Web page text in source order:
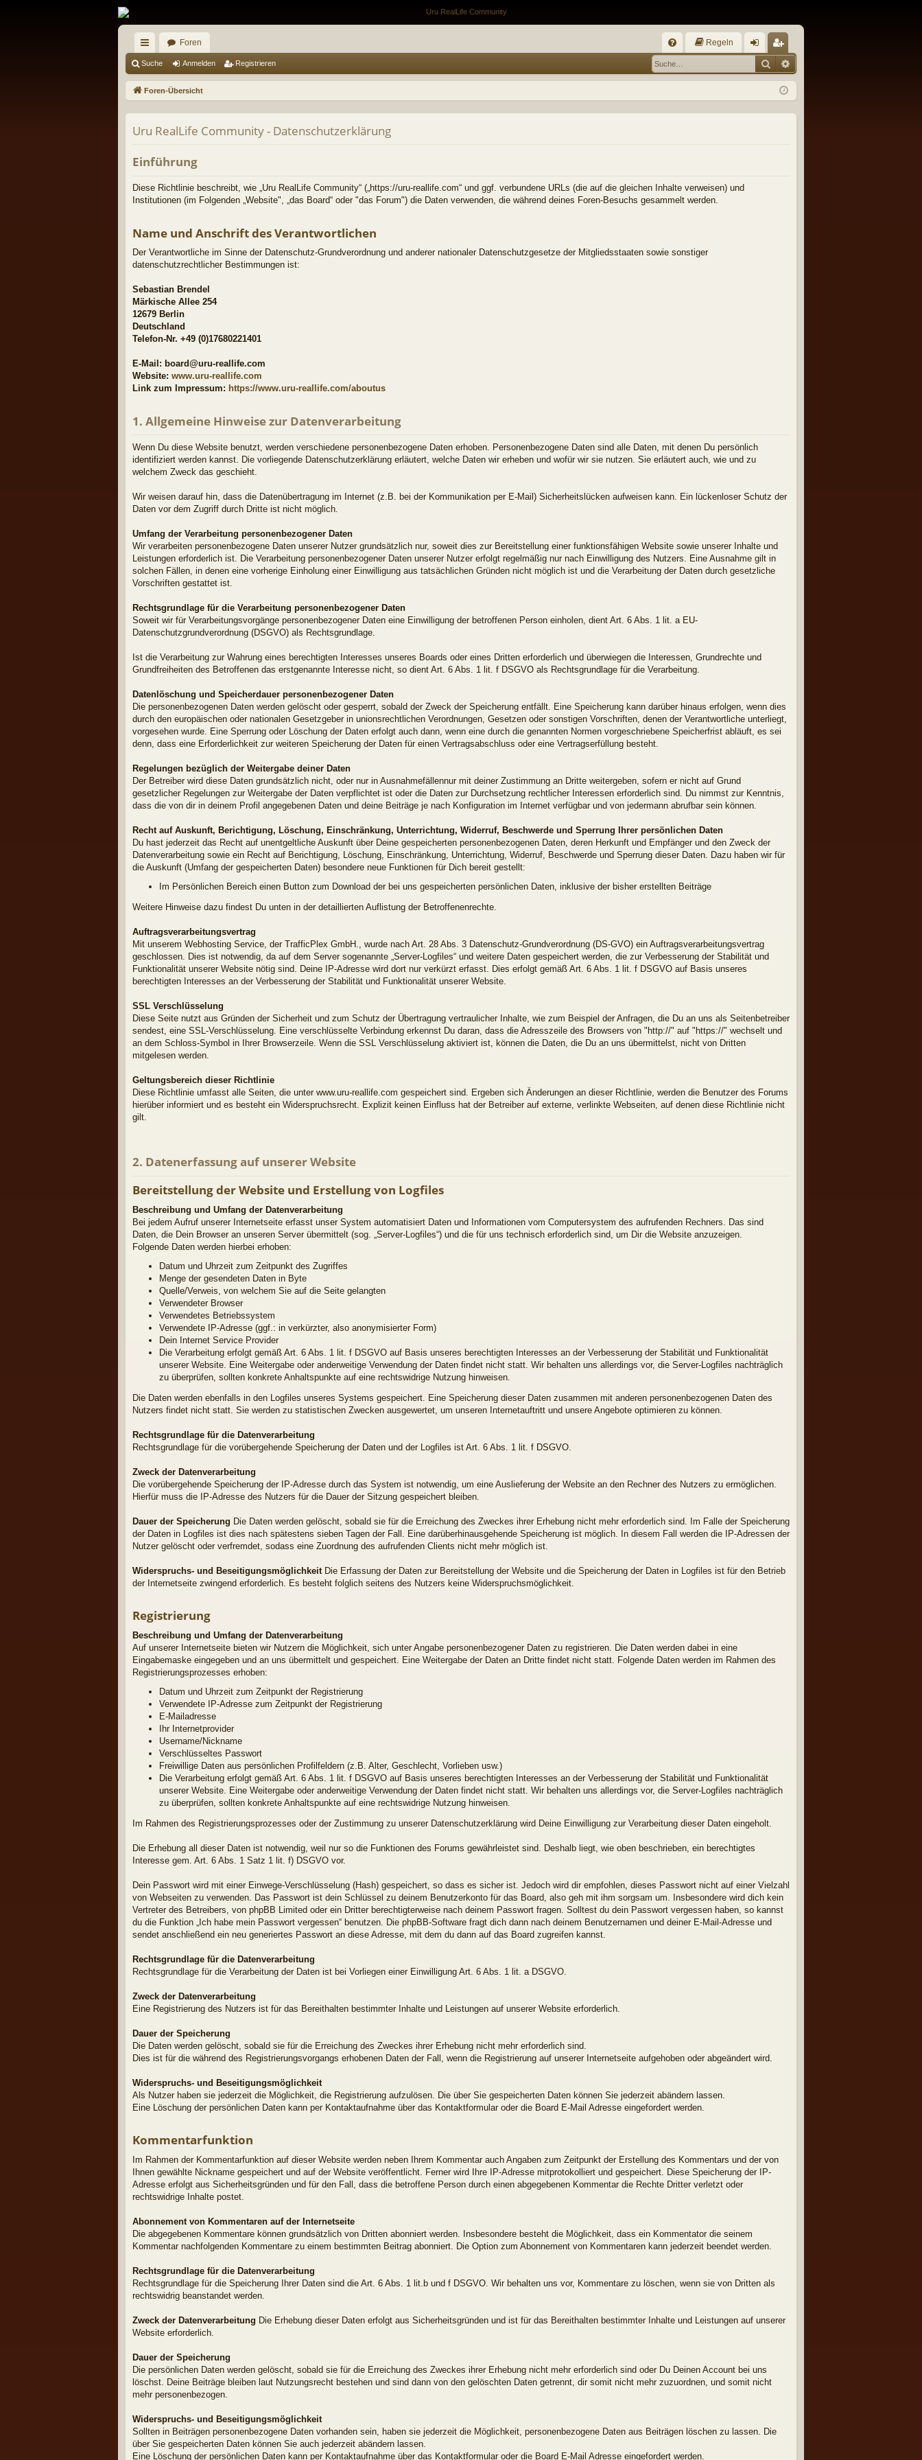
ch
ne
riff
Foren
FA
Q
Regeln
m
n
eg
ist
n
Suche Anmelden Registrieren Suche
Foren-Übersicht
Uru RealLife Community - Datenschutzerklärung
Einführung
Diese Richtlinie beschreibt, wie „Uru RealLife Community“ („https://uru-reallife.com“ und ggf. verbundene URLs (die auf die gleichen Inhalte verweisen) und
Institutionen (im Folgenden „Website", „das Board“ oder "das Forum") die Daten verwenden, die während deines Foren-Besuchs gesammelt werden.
Name und Anschrift des Verantwortlichen
Der Verantwortliche im Sinne der Datenschutz-Grundverordnung und anderer nationaler Datenschutzgesetze der Mitgliedsstaaten sowie sonstiger
datenschutzrechtlicher Bestimmungen ist:
Sebastian Brendel
Märkische Allee 254
12679 Berlin
Deutschland
Telefon-Nr. +49 (0)17680221401
E-Mail: board@uru-reallife.com
Website: www.uru-reallife.com
Link zum Impressum: https://www.uru-reallife.com/aboutus
1. Allgemeine Hinweise zur Datenverarbeitung
Wenn Du diese Website benutzt, werden verschiedene personenbezogene Daten erhoben. Personenbezogene Daten sind alle Daten, mit denen Du persönlich
identifiziert werden kannst. Die vorliegende Datenschutzerklärung erläutert, welche Daten wir erheben und wofür wir sie nutzen. Sie erläutert auch, wie und zu
welchem Zweck das geschieht.
Wir weisen darauf hin, dass die Datenübertragung im Internet (z.B. bei der Kommunikation per E-Mail) Sicherheitslücken aufweisen kann. Ein lückenloser Schutz der
Daten vor dem Zugriff durch Dritte ist nicht möglich.
Umfang der Verarbeitung personenbezogener Daten
Wir verarbeiten personenbezogene Daten unserer Nutzer grundsätzlich nur, soweit dies zur Bereitstellung einer funktionsfähigen Website sowie unserer Inhalte und
Leistungen erforderlich ist. Die Verarbeitung personenbezogener Daten unserer Nutzer erfolgt regelmäßig nur nach Einwilligung des Nutzers. Eine Ausnahme gilt in
solchen Fällen, in denen eine vorherige Einholung einer Einwilligung aus tatsächlichen Gründen nicht möglich ist und die Verarbeitung der Daten durch gesetzliche
Vorschriften gestattet ist.
Rechtsgrundlage für die Verarbeitung personenbezogener Daten
Soweit wir für Verarbeitungsvorgänge personenbezogener Daten eine Einwilligung der betroffenen Person einholen, dient Art. 6 Abs. 1 lit. a EU-
Datenschutzgrundverordnung (DSGVO) als Rechtsgrundlage.
Ist die Verarbeitung zur Wahrung eines berechtigten Interesses unseres Boards oder eines Dritten erforderlich und überwiegen die Interessen, Grundrechte und
Grundfreiheiten des Betroffenen das erstgenannte Interesse nicht, so dient Art. 6 Abs. 1 lit. f DSGVO als Rechtsgrundlage für die Verarbeitung.
Datenlöschung und Speicherdauer personenbezogener Daten
Die personenbezogenen Daten werden gelöscht oder gesperrt, sobald der Zweck der Speicherung entfällt. Eine Speicherung kann darüber hinaus erfolgen, wenn dies
durch den europäischen oder nationalen Gesetzgeber in unionsrechtlichen Verordnungen, Gesetzen oder sonstigen Vorschriften, denen der Verantwortliche unterliegt,
vorgesehen wurde. Eine Sperrung oder Löschung der Daten erfolgt auch dann, wenn eine durch die genannten Normen vorgeschriebene Speicherfrist abläuft, es sei
denn, dass eine Erforderlichkeit zur weiteren Speicherung der Daten für einen Vertragsabschluss oder eine Vertragserfüllung besteht.
Regelungen bezüglich der Weitergabe deiner Daten
Der Betreiber wird diese Daten grundsätzlich nicht, oder nur in Ausnahmefällennur mit deiner Zustimmung an Dritte weitergeben, sofern er nicht auf Grund
gesetzlicher Regelungen zur Weitergabe der Daten verpflichtet ist oder die Daten zur Durchsetzung rechtlicher Interessen erforderlich sind. Du nimmst zur Kenntnis,
dass die von dir in deinem Profil angegebenen Daten und deine Beiträge je nach Konfiguration im Internet verfügbar und von jedermann abrufbar sein können.
Recht auf Auskunft, Berichtigung, Löschung, Einschränkung, Unterrichtung, Widerruf, Beschwerde und Sperrung Ihrer persönlichen Daten
Du hast jederzeit das Recht auf unentgeltliche Auskunft über Deine gespeicherten personenbezogenen Daten, deren Herkunft und Empfänger und den Zweck der
Datenverarbeitung sowie ein Recht auf Berichtigung, Löschung, Einschränkung, Unterrichtung, Widerruf, Beschwerde und Sperrung dieser Daten. Dazu haben wir für
die Auskunft (Umfang der gespeicherten Daten) besondere neue Funktionen für Dich bereit gestellt:
Im Persönlichen Bereich einen Button zum Download der bei uns gespeicherten persönlichen Daten, inklusive der bisher erstellten Beiträge
Weitere Hinweise dazu findest Du unten in der detaillierten Auflistung der Betroffenenrechte.
Auftragsverarbeitungsvertrag
Mit unserem Webhosting Service, der TrafficPlex GmbH., wurde nach Art. 28 Abs. 3 Datenschutz-Grundverordnung (DS-GVO) ein Auftragsverarbeitungsvertrag
geschlossen. Dies ist notwendig, da auf dem Server sogenannte „Server-Logfiles“ und weitere Daten gespeichert werden, die zur Verbesserung der Stabilität und
Funktionalität unserer Website nötig sind. Deine IP-Adresse wird dort nur verkürzt erfasst. Dies erfolgt gemäß Art. 6 Abs. 1 lit. f DSGVO auf Basis unseres
berechtigten Interesses an der Verbesserung der Stabilität und Funktionalität unserer Website.
SSL Verschlüsselung
Diese Seite nutzt aus Gründen der Sicherheit und zum Schutz der Übertragung vertraulicher Inhalte, wie zum Beispiel der Anfragen, die Du an uns als Seitenbetreiber
sendest, eine SSL-Verschlüsselung. Eine verschlüsselte Verbindung erkennst Du daran, dass die Adresszeile des Browsers von "http://" auf "https://" wechselt und
an dem Schloss-Symbol in Ihrer Browserzeile. Wenn die SSL Verschlüsselung aktiviert ist, können die Daten, die Du an uns übermittelst, nicht von Dritten
mitgelesen werden.
Geltungsbereich dieser Richtlinie
Diese Richtlinie umfasst alle Seiten, die unter www.uru-reallife.com gespeichert sind. Ergeben sich Änderungen an dieser Richtlinie, werden die Benutzer des Forums
hierüber informiert und es besteht ein Widerspruchsrecht. Explizit keinen Einfluss hat der Betreiber auf externe, verlinkte Webseiten, auf denen diese Richtlinie nicht
gilt.
2. Datenerfassung auf unserer Website
Bereitstellung der Website und Erstellung von Logfiles
Beschreibung und Umfang der Datenverarbeitung
Bei jedem Aufruf unserer Internetseite erfasst unser System automatisiert Daten und Informationen vom Computersystem des aufrufenden Rechners. Das sind
Daten, die Dein Browser an unseren Server übermittelt (sog. „Server-Logfiles“) und die für uns technisch erforderlich sind, um Dir die Website anzuzeigen.
Folgende Daten werden hierbei erhoben:
Datum und Uhrzeit zum Zeitpunkt des Zugriffes
Menge der gesendeten Daten in Byte
Quelle/Verweis, von welchem Sie auf die Seite gelangten
Verwendeter Browser
Verwendetes Betriebssystem
Verwendete IP-Adresse (ggf.: in verkürzter, also anonymisierter Form)
Dein Internet Service Provider
Die Verarbeitung erfolgt gemäß Art. 6 Abs. 1 lit. f DSGVO auf Basis unseres berechtigten Interesses an der Verbesserung der Stabilität und Funktionalität
unserer Website. Eine Weitergabe oder anderweitige Verwendung der Daten findet nicht statt. Wir behalten uns allerdings vor, die Server-Logfiles nachträglich
zu überprüfen, sollten konkrete Anhaltspunkte auf eine rechtswidrige Nutzung hinweisen.
Die Daten werden ebenfalls in den Logfiles unseres Systems gespeichert. Eine Speicherung dieser Daten zusammen mit anderen personenbezogenen Daten des
Nutzers findet nicht statt. Sie werden zu statistischen Zwecken ausgewertet, um unseren Internetauftritt und unsere Angebote optimieren zu können.
Rechtsgrundlage für die Datenverarbeitung
Rechtsgrundlage für die vorübergehende Speicherung der Daten und der Logfiles ist Art. 6 Abs. 1 lit. f DSGVO.
Zweck der Datenverarbeitung
Die vorübergehende Speicherung der IP-Adresse durch das System ist notwendig, um eine Auslieferung der Website an den Rechner des Nutzers zu ermöglichen.
Hierfür muss die IP-Adresse des Nutzers für die Dauer der Sitzung gespeichert bleiben.
Dauer der Speicherung Die Daten werden gelöscht, sobald sie für die Erreichung des Zweckes ihrer Erhebung nicht mehr erforderlich sind. Im Falle der Speicherung
der Daten in Logfiles ist dies nach spätestens sieben Tagen der Fall. Eine darüberhinausgehende Speicherung ist möglich. In diesem Fall werden die IP-Adressen der
Nutzer gelöscht oder verfremdet, sodass eine Zuordnung des aufrufenden Clients nicht mehr möglich ist.
Widerspruchs- und Beseitigungsmöglichkeit Die Erfassung der Daten zur Bereitstellung der Website und die Speicherung der Daten in Logfiles ist für den Betrieb
der Internetseite zwingend erforderlich. Es besteht folglich seitens des Nutzers keine Widerspruchsmöglichkeit.
Registrierung
Beschreibung und Umfang der Datenverarbeitung
Auf unserer Internetseite bieten wir Nutzern die Möglichkeit, sich unter Angabe personenbezogener Daten zu registrieren. Die Daten werden dabei in eine
Eingabemaske eingegeben und an uns übermittelt und gespeichert. Eine Weitergabe der Daten an Dritte findet nicht statt. Folgende Daten werden im Rahmen des
Registrierungsprozesses erhoben:
Datum und Uhrzeit zum Zeitpunkt der Registrierung
Verwendete IP-Adresse zum Zeitpunkt der Registrierung
E-Mailadresse
Ihr Internetprovider
Username/Nickname
Verschlüsseltes Passwort
Freiwillige Daten aus persönlichen Profilfeldern (z.B. Alter, Geschlecht, Vorlieben usw.)
Die Verarbeitung erfolgt gemäß Art. 6 Abs. 1 lit. f DSGVO auf Basis unseres berechtigten Interesses an der Verbesserung der Stabilität und Funktionalität
unserer Website. Eine Weitergabe oder anderweitige Verwendung der Daten findet nicht statt. Wir behalten uns allerdings vor, die Server-Logfiles nachträglich
zu überprüfen, sollten konkrete Anhaltspunkte auf eine rechtswidrige Nutzung hinweisen.
Im Rahmen des Registrierungsprozesses oder der Zustimmung zu unserer Datenschutzerklärung wird Deine Einwilligung zur Verarbeitung dieser Daten eingeholt.
Die Erhebung all dieser Daten ist notwendig, weil nur so die Funktionen des Forums gewährleistet sind. Deshalb liegt, wie oben beschrieben, ein berechtigtes
Interesse gem. Art. 6 Abs. 1 Satz 1 lit. f) DSGVO vor.
Dein Passwort wird mit einer Einwege-Verschlüsselung (Hash) gespeichert, so dass es sicher ist. Jedoch wird dir empfohlen, dieses Passwort nicht auf einer Vielzahl
von Webseiten zu verwenden. Das Passwort ist dein Schlüssel zu deinem Benutzerkonto für das Board, also geh mit ihm sorgsam um. Insbesondere wird dich kein
Vertreter des Betreibers, von phpBB Limited oder ein Dritter berechtigterweise nach deinem Passwort fragen. Solltest du dein Passwort vergessen haben, so kannst
du die Funktion „Ich habe mein Passwort vergessen“ benutzen. Die phpBB-Software fragt dich dann nach deinem Benutzernamen und deiner E-Mail-Adresse und
sendet anschließend ein neu generiertes Passwort an diese Adresse, mit dem du dann auf das Board zugreifen kannst.
Rechtsgrundlage für die Datenverarbeitung
Rechtsgrundlage für die Verarbeitung der Daten ist bei Vorliegen einer Einwilligung Art. 6 Abs. 1 lit. a DSGVO.
Zweck der Datenverarbeitung
Eine Registrierung des Nutzers ist für das Bereithalten bestimmter Inhalte und Leistungen auf unserer Website erforderlich.
Dauer der Speicherung
Die Daten werden gelöscht, sobald sie für die Erreichung des Zweckes ihrer Erhebung nicht mehr erforderlich sind.
Dies ist für die während des Registrierungsvorgangs erhobenen Daten der Fall, wenn die Registrierung auf unserer Internetseite aufgehoben oder abgeändert wird.
Widerspruchs- und Beseitigungsmöglichkeit
Als Nutzer haben sie jederzeit die Möglichkeit, die Registrierung aufzulösen. Die über Sie gespeicherten Daten können Sie jederzeit abändern lassen.
Eine Löschung der persönlichen Daten kann per Kontaktaufnahme über das Kontaktformular oder die Board E-Mail Adresse eingefordert werden.
Kommentarfunktion
Im Rahmen der Kommentarfunktion auf dieser Website werden neben Ihrem Kommentar auch Angaben zum Zeitpunkt der Erstellung des Kommentars und der von
Ihnen gewählte Nickname gespeichert und auf der Website veröffentlicht. Ferner wird Ihre IP-Adresse mitprotokolliert und gespeichert. Diese Speicherung der IP-
Adresse erfolgt aus Sicherheitsgründen und für den Fall, dass die betroffene Person durch einen abgegebenen Kommentar die Rechte Dritter verletzt oder
rechtswidrige Inhalte postet.
Abonnement von Kommentaren auf der Internetseite
Die abgegebenen Kommentare können grundsätzlich von Dritten abonniert werden. Insbesondere besteht die Möglichkeit, dass ein Kommentator die seinem
Kommentar nachfolgenden Kommentare zu einem bestimmten Beitrag abonniert. Die Option zum Abonnement von Kommentaren kann jederzeit beendet werden.
Rechtsgrundlage für die Datenverarbeitung
Rechtsgrundlage für die Speicherung Ihrer Daten sind die Art. 6 Abs. 1 lit.b und f DSGVO. Wir behalten uns vor, Kommentare zu löschen, wenn sie von Dritten als
rechtswidrig beanstandet werden.
Zweck der Datenverarbeitung Die Erhebung dieser Daten erfolgt aus Sicherheitsgründen und ist für das Bereithalten bestimmter Inhalte und Leistungen auf unserer
Website erforderlich.
Dauer der Speicherung
Die persönlichen Daten werden gelöscht, sobald sie für die Erreichung des Zweckes ihrer Erhebung nicht mehr erforderlich sind oder Du Deinen Account bei uns
löschst. Deine Beiträge bleiben laut Nutzungsrecht bestehen und sind dann von den gelöschten Daten getrennt, dir somit nicht mehr zuzuordnen, und somit nicht
mehr personenbezogen.
Widerspruchs- und Beseitigungsmöglichkeit
Sollten in Beiträgen personenbezogene Daten vorhanden sein, haben sie jederzeit die Möglichkeit, personenbezogene Daten aus Beiträgen löschen zu lassen. Die
über Sie gespeicherten Daten können Sie auch jederzeit abändern lassen.
Eine Löschung der persönlichen Daten kann per Kontaktaufnahme über das Kontaktformular oder die Board E-Mail Adresse eingefordert werden.